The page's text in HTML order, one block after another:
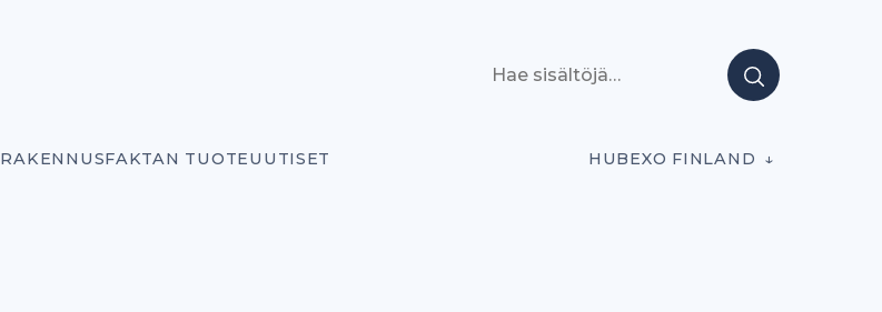
RAKENNUSFAKTAN TUOTEUUTISET HUBEXO FINLAND